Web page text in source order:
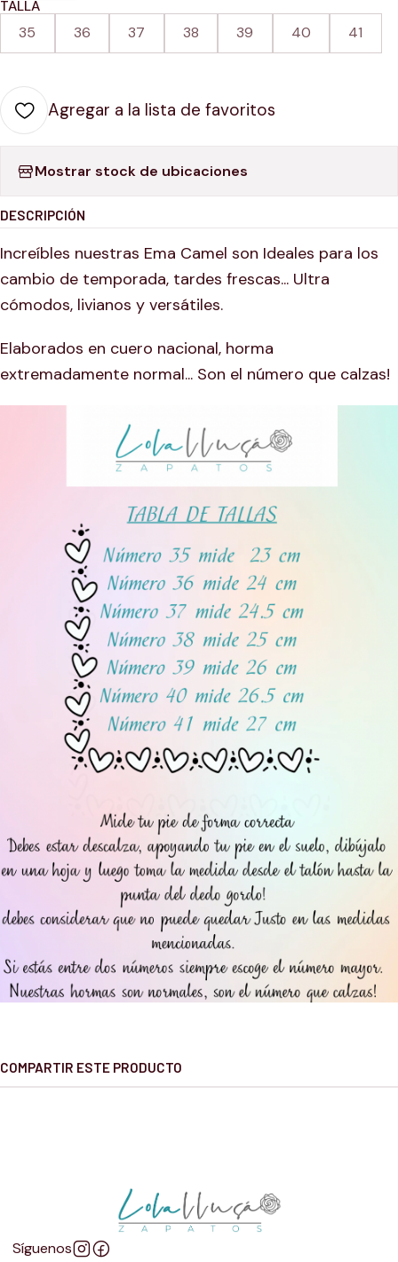
TALLA
35 36 37 38 39 40 41
Agregar a la lista de favoritos
Mostrar stock de ubicaciones
DESCRIPCIÓN
Increíbles nuestras Ema Camel son Ideales para los
cambio de temporada, tardes frescas... Ultra
cómodos, livianos y versátiles.
Elaborados en cuero nacional, horma
extremadamente normal... Son el número que calzas!
COMPARTIR ESTE PRODUCTO
Síguenos